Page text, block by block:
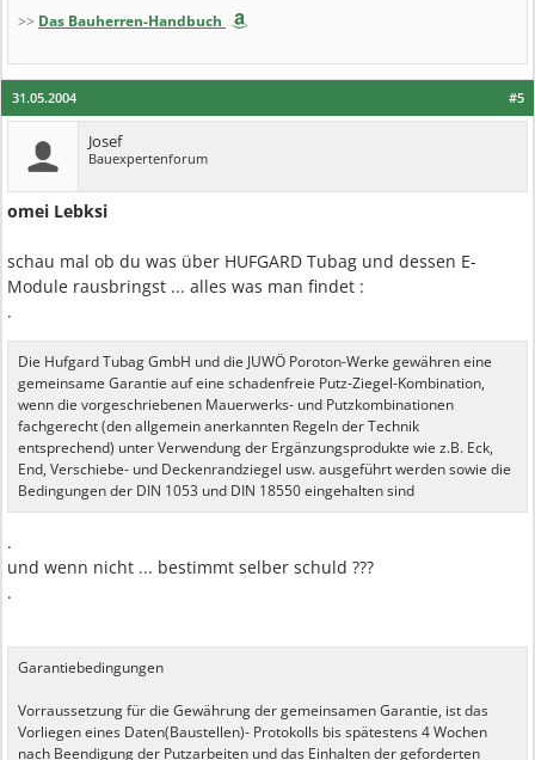
>> Das Bauherren-Handbuch
#5
31.05.2004
Josef
Bauexpertenforum
omei Lebksi
schau mal ob du was über HUFGARD Tubag und dessen E-
Module rausbringst ... alles was man findet :
.
Die Hufgard Tubag GmbH und die JUWÖ Poroton-Werke gewähren eine
gemeinsame Garantie auf eine schadenfreie Putz-Ziegel-Kombination,
wenn die vorgeschriebenen Mauerwerks- und Putzkombinationen
fachgerecht (den allgemein anerkannten Regeln der Technik
entsprechend) unter Verwendung der Ergänzungsprodukte wie z.B. Eck,
End, Verschiebe- und Deckenrandziegel usw. ausgeführt werden sowie die
Bedingungen der DIN 1053 und DIN 18550 eingehalten sind
.
und wenn nicht ... bestimmt selber schuld ???
.
Garantiebedingungen
Vorraussetzung für die Gewährung der gemeinsamen Garantie, ist das
Vorliegen eines Daten(Baustellen)- Protokolls bis spätestens 4 Wochen
nach Beendigung der Putzarbeiten und das Einhalten der geforderten